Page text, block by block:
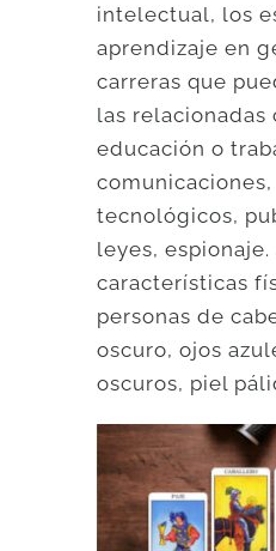
intelectual, los
aprendizaje en
carreras que
las relacionadas
educación o
tecnológicos,
leyes, espionaje.
características
personas de
oscuro, ojos
oscuros, piel